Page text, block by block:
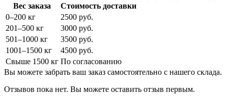
Вес заказа
Стоимость доставки
0–200 кг
2500 руб.
201–500 кг
3000 руб.
501–1000 кг
3500 руб.
1001–1500 кг
4500 руб.
Свыше 1500 кг По согласованию
Вы можете забрать ваш заказ самостоятельно с нашего склада.
Отзывов пока нет. Вы можете оставить отзыв первым.